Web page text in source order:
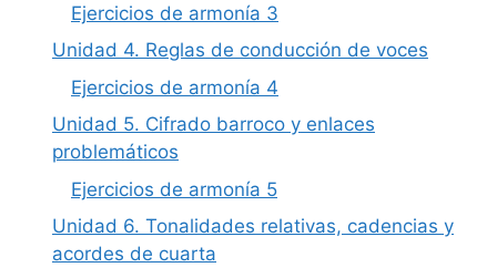
Ejercicios de armonía 3
Unidad 4. Reglas de conducción de voces
Ejercicios de armonía 4
Unidad 5. Cifrado barroco y enlaces
problemáticos
Ejercicios de armonía 5
Unidad 6. Tonalidades relativas, cadencias y
acordes de cuarta